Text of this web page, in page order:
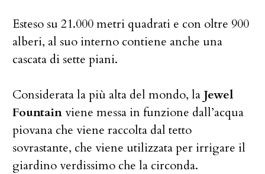
Esteso su 21.000 metri quadrati e con oltre 900
alberi, al suo interno contiene anche una
cascata di sette piani.
Considerata la più alta del mondo, la Jewel
Fountainviene messa in funzione dall’acqua
piovana che viene raccolta dal tetto
sovrastante, che viene utilizzata per irrigare il
giardino verdissimo che la circonda.